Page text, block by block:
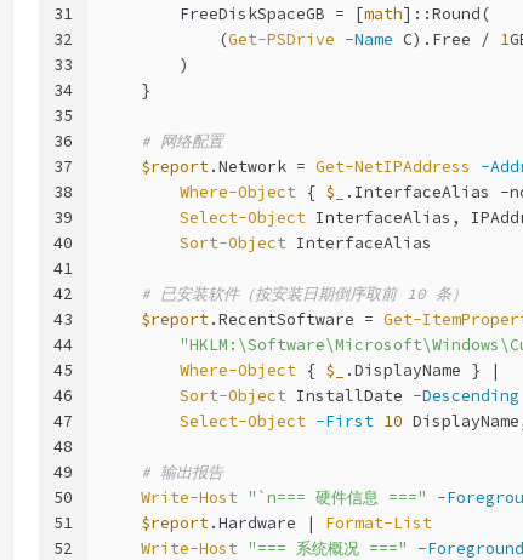
31
32
33
34
35
36
37
38
39
40
41
42
43
44
45
46
47
48
49
50
51
52
        FreeDiskSpaceGB = [
math]::Round(
            (
Get-PSDrive -Name C).Free / 1
        )
    }
# 网络配置
$report.Network = Get-NetIPAddress -
Where-Object { $_ .InterfaceAlias -
Select-Object InterfaceAlias,
Sort-Object InterfaceAlias
# 已安装软件（按安装日期倒序取前 10 条）
$report.RecentSoftware = Get-
Where-Object { $_
.DisplayName } |
Sort-Object InstallDate -Descending
Select-Object -First 10
# 输出报告
Write-Host "`n=== 硬件信息 ===" -
$report.Hardware | Format-List
Write-Host "=== 系统概况 ===" -